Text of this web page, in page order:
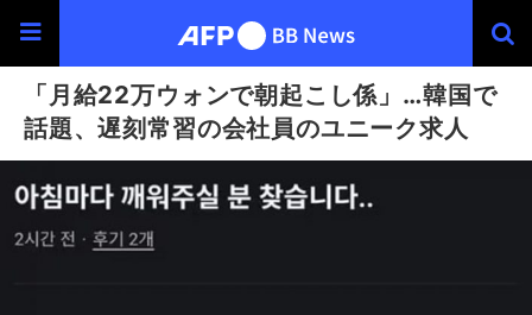
「月給22万ウォンで朝起こし係」…韓国で
話題、遅刻常習の会社員のユニーク求人